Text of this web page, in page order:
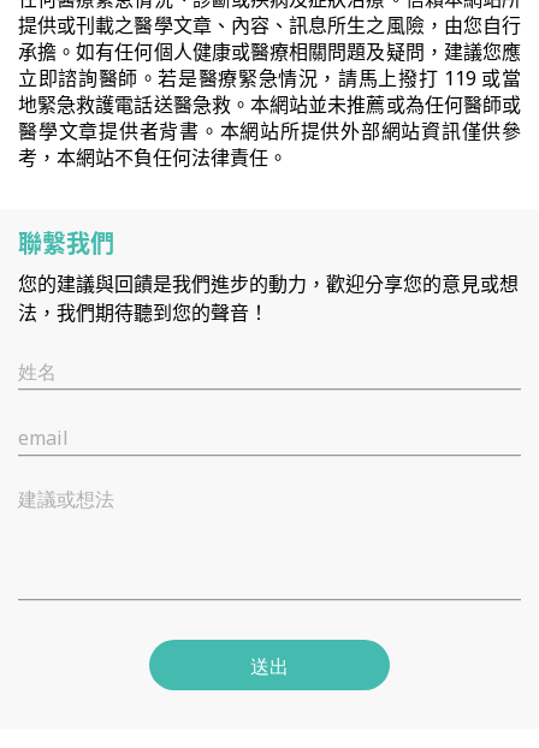
提供或刊載之醫學文章、內容、訊息所生之風險，由您自行
承擔。如有任何個人健康或醫療相關問題及疑問，建議您應
立即諮詢醫師。若是醫療緊急情況，請馬上撥打 119 或當
地緊急救護電話送醫急救。本網站並未推薦或為任何醫師或
醫學文章提供者背書。本網站所提供外部網站資訊僅供參
考，本網站不負任何法律責任。
聯繫我們
您的建議與回饋是我們進步的動力，歡迎分享您的意見或想
法，我們期待聽到您的聲音！
姓名
email
建議或想法
送出